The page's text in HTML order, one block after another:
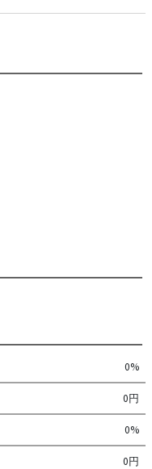
0%
0円
0%
0円